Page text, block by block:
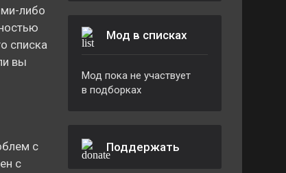
либо
списка
вы
с
с
Мод в списках
Мод пока не участвует
в подборках
Поддержать